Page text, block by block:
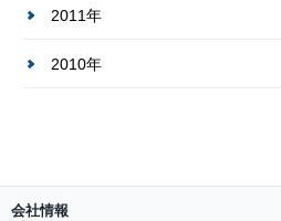
2011年
2010年
会社情報